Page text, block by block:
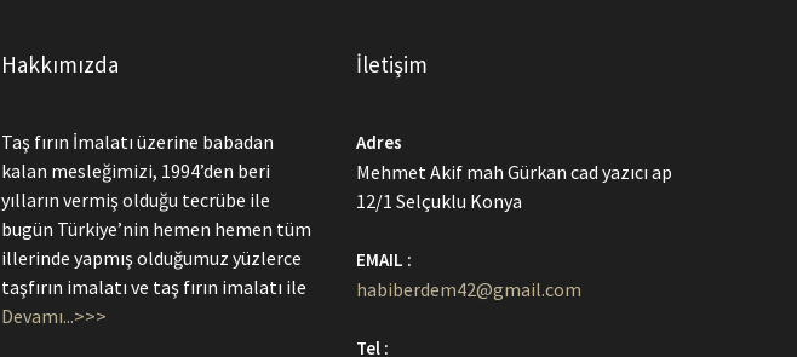
Hakkımızda
Taş fırın İmalatı üzerine babadan
kalan mesleğimizi, 1994’den beri
yılların vermiş olduğu tecrübe ile
bugün Türkiye’nin hemen hemen tüm
illerinde yapmış olduğumuz yüzlerce
taşfırın imalatı ve taş fırın imalatı ile
Devamı...>>>
İletişim
Adres
Mehmet Akif mah Gürkan cad yazıcı ap
12/1 Selçuklu Konya
EMAIL :
habiberdem42@gmail.com
Tel :